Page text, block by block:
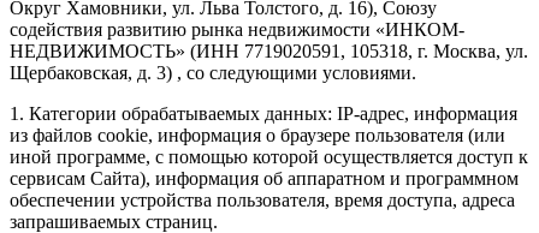
Округ Хамовники, ул. Льва Толстого, д. 16), Союзу
содействия развитию рынка недвижимости «ИНКОМ-
НЕДВИЖИМОСТЬ» (ИНН 7719020591, 105318, г. Москва, ул.
Щербаковская, д. 3) , со следующими условиями.
1. Категории обрабатываемых данных: IP-адрес, информация
из файлов cookie, информация о браузере пользователя (или
иной программе, с помощью которой осуществляется доступ к
сервисам Сайта), информация об аппаратном и программном
обеспечении устройства пользователя, время доступа, адреса
запрашиваемых страниц.